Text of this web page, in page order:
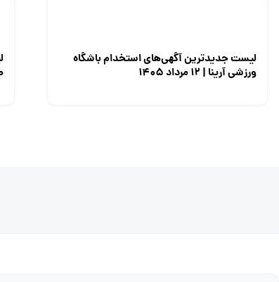
لیست جدیدترین آگهی‌های استخدام باشگاه
ورزشی آرینا | ۱۲ مرداد ۱۴۰۵